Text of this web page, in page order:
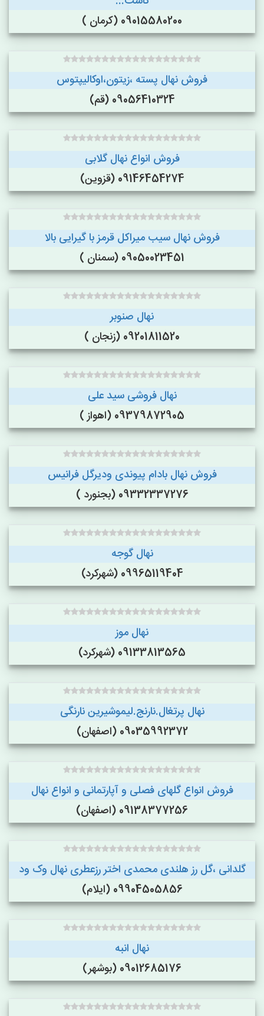
09015580200 (کرمان )
فروش نهال پسته ،زیتون،اوکالیپتوس
09056410324 (قم)
فروش انواع نهال گلابی
09146454274 (قزوین)
فروش نهال سیب میراکل قرمز با گیرایی بالا
09050023451 (سمنان )
نهال صنوبر
09201811520 (زنجان )
نهال فروشی سید علی
09379872905 (اهواز )
فروش نهال بادام پیوندی ودیرگل فرانیس
09332337276 (بجنورد )
نهال گوجه
09965119404 (شهرکرد)
نهال موز
09133813565 (شهرکرد)
نهال پرتغال.نارنج.لیموشیرین نارنگی
09035992372 (اصفهان)
فروش انواع گلهای فصلی و آپارتمانی و انواع نهال
09138377256 (اصفهان)
گلدانی ،گل رز هلندی محمدی اختر رزعطری نهال وک ود
09904505856 (ایلام)
نهال انبه
09012685176 (بوشهر)